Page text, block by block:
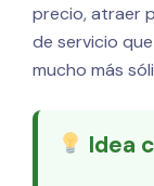
precio, atraer
de servicio
mucho más
Idea